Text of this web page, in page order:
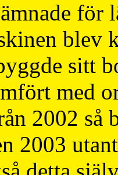
för
blev
sitt
med
2002 så
2003